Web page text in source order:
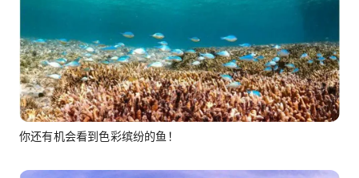
你还有机会看到色彩缤纷的鱼！